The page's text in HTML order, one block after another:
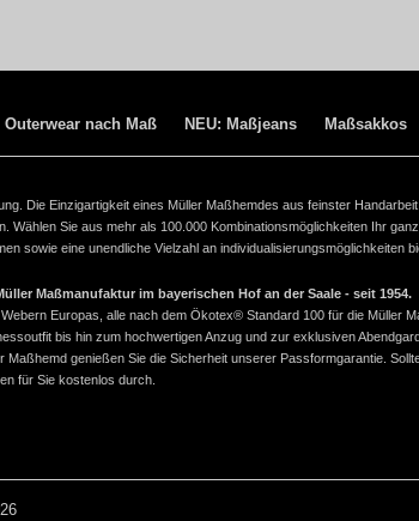
Outerwear nach Maß NEU: Maßjeans Maßsakkos
Die Einzigartigkeit eines Müller Maßhemdes aus feinster
Wählen Sie aus mehr als 100.000 Kombinationsmöglichkeiten Ihr
sowie eine unendliche Vielzahl an individualisierungsmöglichkeiten
Maßmanufaktur im bayerischen Hof an der Saale - seit 1954.
Europas, alle nach dem Ökotex® Standard 100 für die Müller
bis hin zum hochwertigen Anzug und zur exklusiven
Maßhemd genießen Sie die Sicherheit unserer Passformgarantie.
für Sie kostenlos durch.